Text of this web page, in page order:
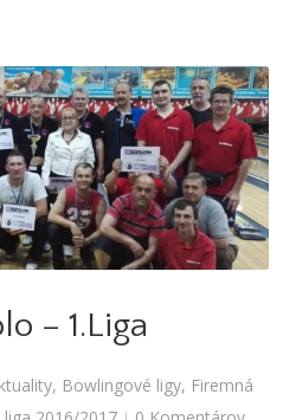
18.kolo – 1.Liga
liga,Firemná liga 2016-2017,I. liga
2017
– 1.Liga
, Bowlingové ligy, Firemná
|